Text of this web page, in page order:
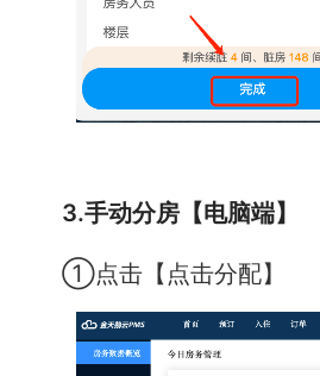
3.手动分房【电脑端】
①点击【点击分配】